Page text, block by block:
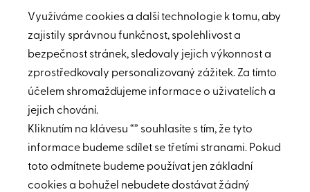
Černá Hora
Využíváme cookies a další technologie k tomu, aby
zajistily správnou funkčnost, spolehlivost a
bezpečnost stránek, sledovaly jejich výkonnost a
zprostředkovaly personalizovaný zážitek. Za tímto
účelem shromažďujeme informace o uživatelích a
jejich chování.
Kliknutím na klávesu “” souhlasíte s tím, že tyto
informace budeme sdílet se třetími stranami. Pokud
toto odmítnete budeme používat jen základní
cookies a bohužel nebudete dostávat žádný